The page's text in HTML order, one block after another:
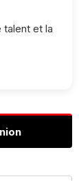
talent et la